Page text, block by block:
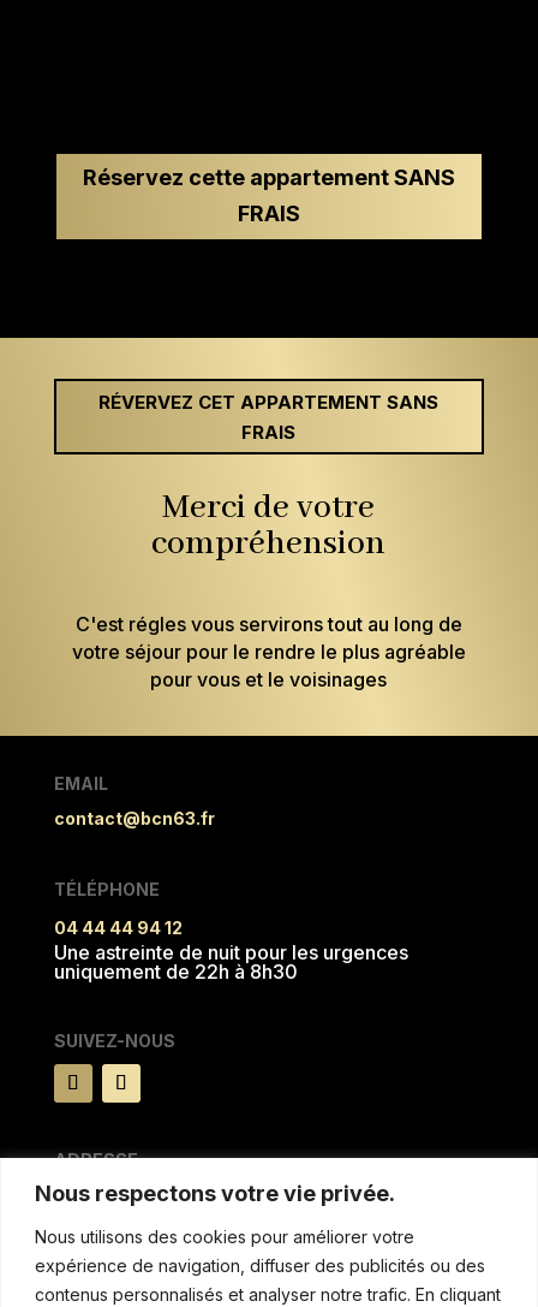
Nous respectons votre vie privée.
Nous utilisons des cookies pour améliorer votre
expérience de navigation, diffuser des publicités ou des
contenus personnalisés et analyser notre trafic. En cliquant
Réservez cette appartement SANS
FRAIS
RÉVERVEZ CET APPARTEMENT SANS
FRAIS
Merci de votre
compréhension
C'est régles vous servirons tout au long de
votre séjour pour le rendre le plus agréable
pour vous et le voisinages
EMAIL
contact@bcn63.fr
TÉLÉPHONE
04 44 44 94 12
Une astreinte de nuit pour les urgences
uniquement de 22h à 8h30
SUIVEZ-NOUS
ADRESSE
15 rue du Pré la reine
63100 CLERMONT FERRAND
MENTIONS & AUTRES